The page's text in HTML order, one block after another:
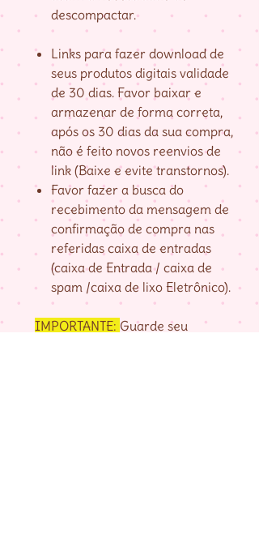
descompactar.
Links para fazer download de
seus produtos digitais validade
de 30 dias. Favor baixar e
armazenar de forma correta,
após os 30 dias da sua compra,
não é feito novos reenvios de
link (Baixe e evite transtornos).
Favor fazer a busca do
recebimento da mensagem de
confirmação de compra nas
referidas caixa de entradas
(caixa de Entrada / caixa de
spam /caixa de lixo Eletrônico).
IMPORTANTE: Guarde seu